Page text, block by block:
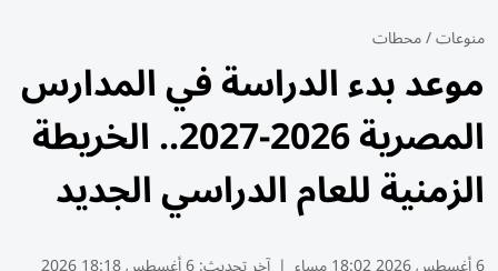
منوعات/محطات
موعد بدء الدراسة في المدارس
المصرية 2026-2027.. الخريطة
الزمنية للعام الدراسي الجديد